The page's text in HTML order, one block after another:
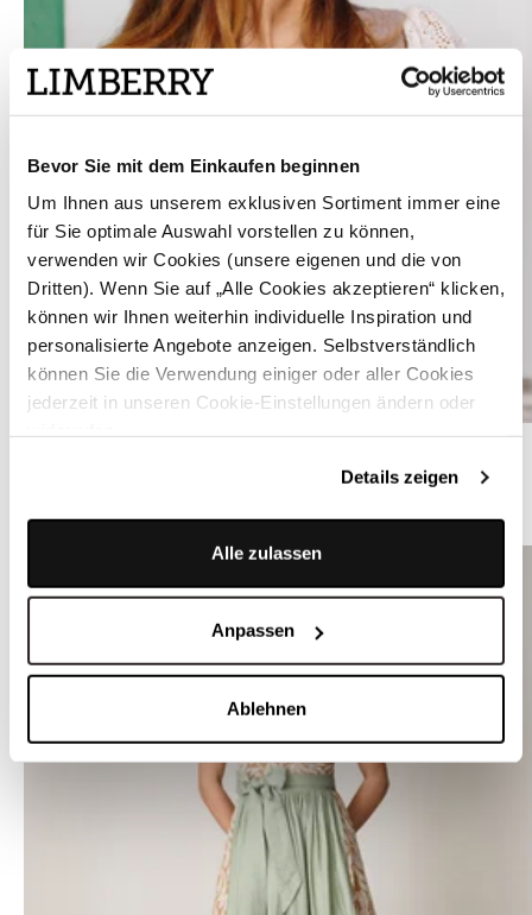
Bevor Sie mit dem Einkaufen beginnen
Um Ihnen aus unserem exklusiven Sortiment immer eine
für Sie optimale Auswahl vorstellen zu können,
verwenden wir Cookies (unsere eigenen und die von
Dritten). Wenn Sie auf „Alle Cookies akzeptieren“ klicken,
können wir Ihnen weiterhin individuelle Inspiration und
personalisierte Angebote anzeigen. Selbstverständlich
können Sie die Verwendung einiger oder aller Cookies
jederzeit in unseren Cookie-Einstellungen ändern oder
Details zeigen
Alle zulassen
Anpassen
Ablehnen
Weiße Dirndlbluse mit V-Auschnitt und Puffärmel - LIANA SPITZE
ÄHNLICHE PRODUKTE